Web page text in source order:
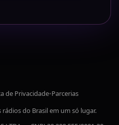
de Privacidade•Parcerias
do Brasil em um só lugar.